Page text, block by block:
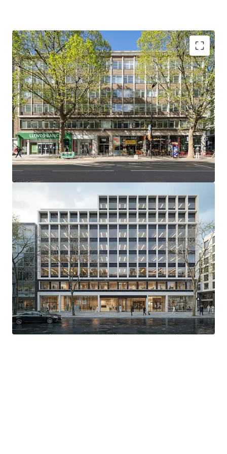
Offers are invited for the Freehold interest in excess of
£28,000,000, reflecting a capital value of £610 per sq ft